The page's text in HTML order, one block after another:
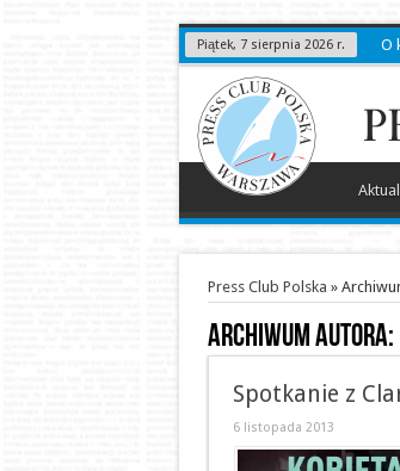
Piątek, 7 sierpnia 2026 r. O
Press Club Polska »
Archiwum
Spotkanie z
6 listopada 2013